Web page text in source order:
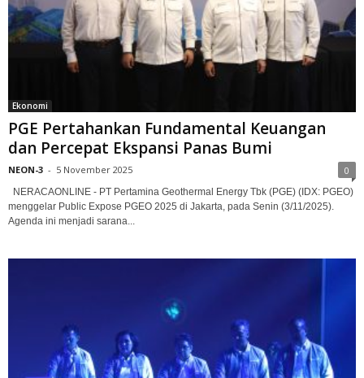
Ekonomi
PGE Pertahankan Fundamental Keuangan
dan Percepat Ekspansi Panas Bumi
NEON-3 - 5 November 2025 0
NERACAONLINE - PT Pertamina Geothermal Energy Tbk (PGE) (IDX: PGEO)
menggelar Public Expose PGEO 2025 di Jakarta, pada Senin (3/11/2025).
Agenda ini menjadi sarana...